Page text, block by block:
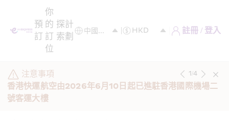
預
訂
你
的
訂
位
探
索
計
劃
註冊 / 登入
注意事項
香港快運航空由2026年6月10日起已進駐香港國際機場二
號客運大樓
1/4